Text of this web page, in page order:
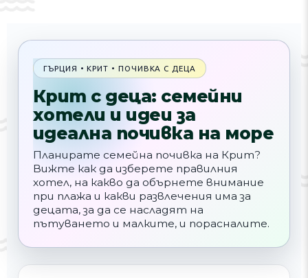
ГЪРЦИЯ • КРИТ • ПОЧИВКА С ДЕЦА
Крит с деца: семейни
хотели и идеи за
идеална почивка на море
Планирате семейна почивка на Крит?
Вижте как да изберете правилния
хотел, на какво да обърнете внимание
при плажа и какви развлечения има за
децата, за да се насладят на
пътуването и малките, и порасналите.